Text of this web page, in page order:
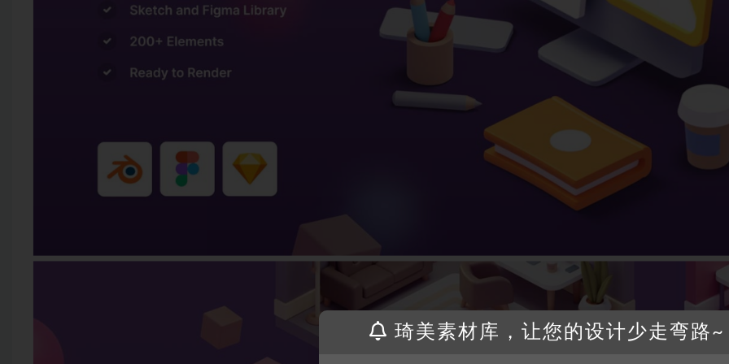
琦美素材库，让您的设计少走弯路~